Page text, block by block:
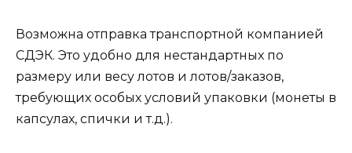
Возможна отправка транспортной компанией
СДЭК. Это удобно для нестандартных по
размеру или весу лотов и лотов/заказов,
требующих особых условий упаковки (монеты в
капсулах, спички и т.д.).